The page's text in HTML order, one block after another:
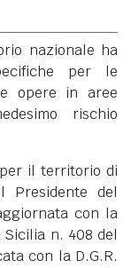
nazionale ha
per le
opere in aree
rischio
per il territorio di
Presidente del
con la
n. 408 del
con la D.G.R.